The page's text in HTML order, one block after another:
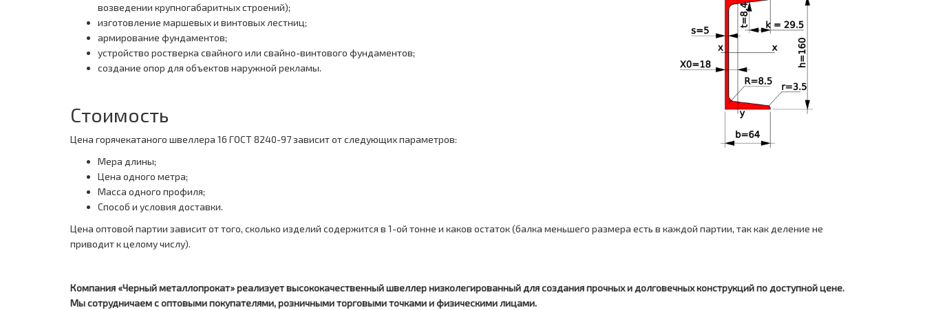
возведении крупногабаритных строений);
изготовление маршевых и винтовых лестниц;
армирование фундаментов;
устройство ростверка свайного или свайно-винтового фундаментов;
создание опор для объектов наружной рекламы.
Стоимость
Цена горячекатаного швеллера 16 ГОСТ 8240-97 зависит от следующих параметров:
Мера длины;
Цена одного метра;
Масса одного профиля;
Способ и условия доставки.
Цена оптовой партии зависит от того, сколько изделий содержится в 1-ой тонне и каков остаток (балка меньшего размера есть в каждой партии, так как деление не
приводит к целому числу).
Компания «Черный металлопрокат» реализует высококачественный швеллер низколегированный для создания прочных и долговечных конструкций по доступной цене.
Мы сотрудничаем с оптовыми покупателями, розничными торговыми точками и физическими лицами.